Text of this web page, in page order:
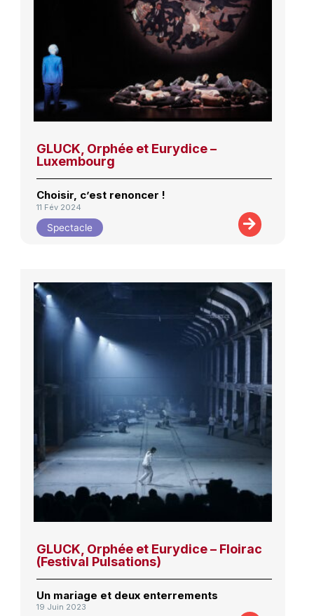
GLUCK, Orphée et Eurydice –
Luxembourg
Choisir, c’est renoncer !
11 Fév 2024
Spectacle
GLUCK, Orphée et Eurydice – Floirac
(Festival Pulsations)
Un mariage et deux enterrements
19 Juin 2023